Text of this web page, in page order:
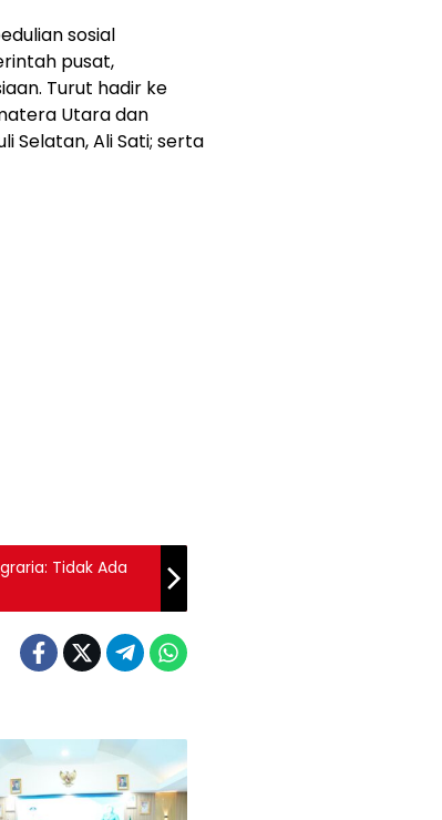
sosial
pusat,
Turut hadir ke
Utara dan
Selatan, Ali Sati; serta
Tidak Ada